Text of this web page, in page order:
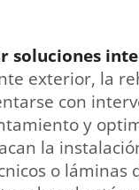
soluciones
exterior, la
con
y
la
o